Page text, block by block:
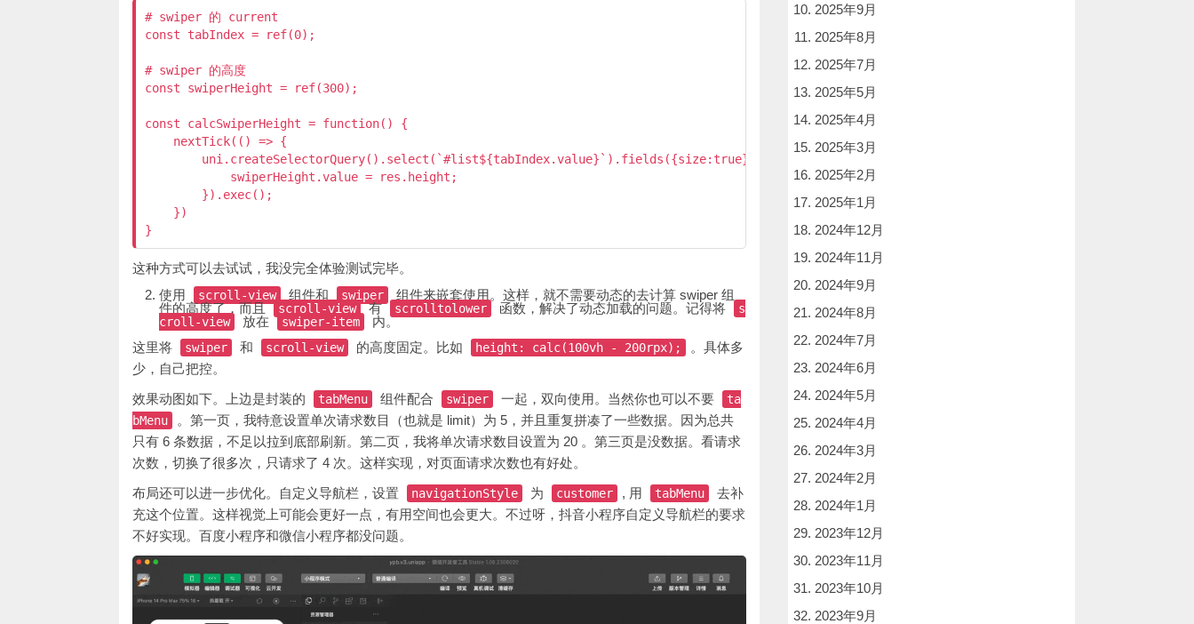
# swiper 的 current
const tabIndex = ref(0);
# swiper 的高度
const swiperHeight = ref(300);
const calcSwiperHeight = function() {
    nextTick(() => {
        uni.createSelectorQuery().select(`#list${tabIndex.value}`).fields({size:true}, function(res){
            swiperHeight.value = res.height;
        }).exec();
    })
}
这种方式可以去试试，我没完全体验测试完毕。
使用
scroll-view 组件和 swiper
组件来嵌套使用。这样，就不需要动态的去计算 swiper 组
件的高度了，而且
scroll-view 有 scrolltolower 函数，解决了动态加载的问题。记得将
s
croll-view
放在 swiper-item
内。
这里将
swiper 和 scroll-view 的高度固定。比如 height: calc(100vh - 200rpx);
。具体多
少，自己把控。
效果动图如下。上边是封装的
tabMenu 组件配合 swiper 一起，双向使用。当然你也可以不要
ta
bMenu
。第一页，我特意设置单次请求数目（也就是 limit）为 5，并且重复拼凑了一些数据。因为总共
只有 6 条数据，不足以拉到底部刷新。第二页，我将单次请求数目设置为 20 。第三页是没数据。看请求
次数，切换了很多次，只请求了 4 次。这样实现，对页面请求次数也有好处。
布局还可以进一步优化。自定义导航栏，设置
navigationStyle 为 customer , 用 tabMenu
去补
充这个位置。这样视觉上可能会更好一点，有用空间也会更大。不过呀，抖音小程序自定义导航栏的要求
不好实现。百度小程序和微信小程序都没问题。
2025年9月
2025年8月
2025年7月
2025年5月
2025年4月
2025年3月
2025年2月
2025年1月
2024年12月
2024年11月
2024年9月
2024年8月
2024年7月
2024年6月
2024年5月
2024年4月
2024年3月
2024年2月
2024年1月
2023年12月
2023年11月
2023年10月
2023年9月